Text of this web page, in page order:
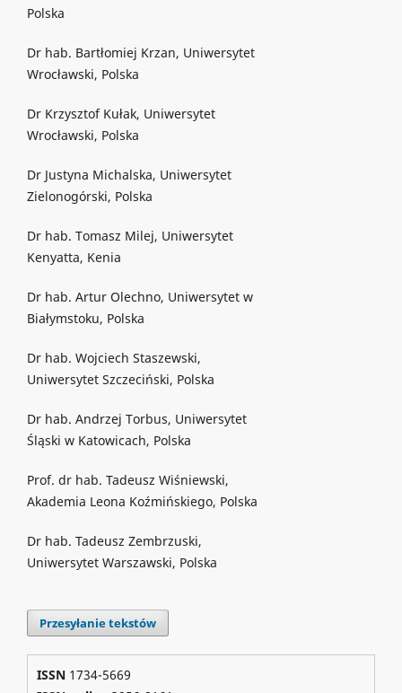
Polska
Dr hab. Bartłomiej Krzan, Uniwersytet
Wrocławski, Polska
Dr Krzysztof Kułak, Uniwersytet
Wrocławski, Polska
Dr Justyna Michalska, Uniwersytet
Zielonogórski, Polska
Dr hab. Tomasz Milej, Uniwersytet
Kenyatta, Kenia
Dr hab. Artur Olechno, Uniwersytet w
Białymstoku, Polska
Dr hab. Wojciech Staszewski,
Uniwersytet Szczeciński, Polska
Dr hab. Andrzej Torbus, Uniwersytet
Śląski w Katowicach, Polska
Prof. dr hab. Tadeusz Wiśniewski,
Akademia Leona Koźmińskiego, Polska
Dr hab. Tadeusz Zembrzuski,
Uniwersytet Warszawski, Polska
Przesyłanie tekstów
ISSN 1734-5669